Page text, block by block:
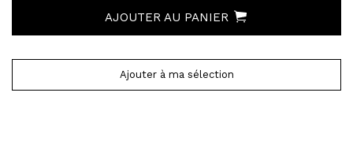
AJOUTER AU PANIER
Ajouter à ma sélection